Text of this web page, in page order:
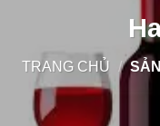
TRANG CHỦ /